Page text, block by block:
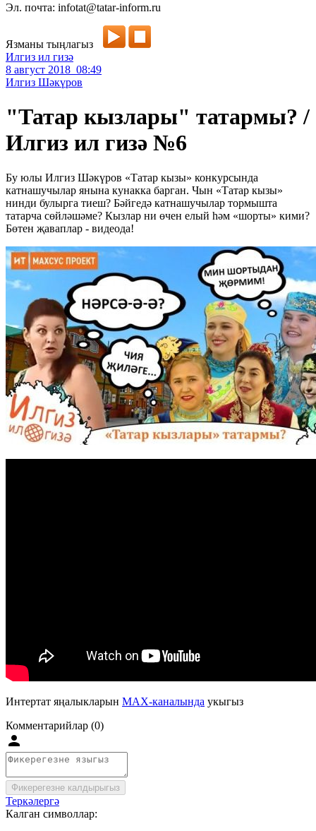
Эл. почта: infotat@tatar-inform.ru
Язманы тыңлагыз
Илгиз ил гизә
8 август 2018 08:49
Илгиз Шәкүров
"Татар кызлары" татармы? /
Илгиз ил гизә №6
Бу юлы Илгиз Шәкүров «Татар кызы» конкурсында
катнашучылар янына кунакка барган. Чын «Татар кызы»
нинди булырга тиеш? Бәйгедә катнашучылар тормышта
татарча сөйләшәме? Кызлар ни өчен елый һәм «шорты» кими?
Бөтен җаваплар - видеода!
Интертат яңалыкларын MAX-каналында укыгыз
Комментарийлар (0)
Фикерегезне калдырыгыз
Теркәлергә
Калган символлар: